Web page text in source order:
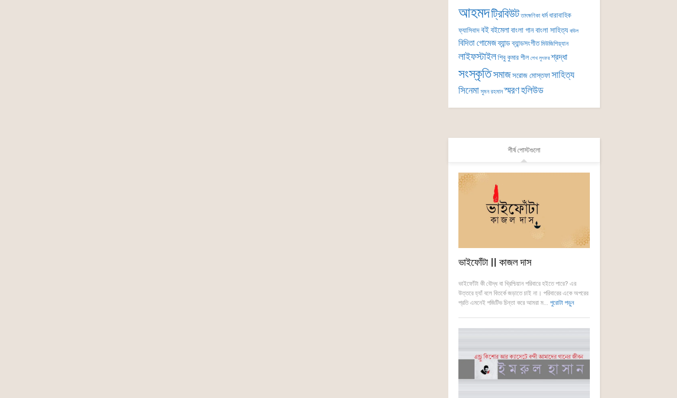
আহমদট্রিবিউট তাৎক্ষণিকা ধর্ম ধারাবাহিক
ফ্যাসিবাদবইবইমেলাবাংলা গানবাংলা সাহিত্য বাউল
বিদিতা গোমেজব্যান্ডব্যান্ডসংগীত মিউজিশিয়্যান
লাইফস্টাইলশিবু কুমার শীল শেখ লুৎফর শ্রদ্ধা
সংস্কৃতিসমাজসরোজ মোস্তফাসাহিত্য
সিনেমা সুমন রহমান স্মরণহলিউড
শীর্ষ পোস্টগুলো
ভাইফোঁটা || কাজল দাস
ভাইফোঁটা কী বৌদ্ধ বা খ্রিশ্চিয়ান পরিবারে হইতে পারে? এর
উত্তরে হ্যাঁ বলে বিতর্কে জড়াতে চাই না। পরিবারের একে অপরের
প্রতি এমনেই পজিটিভ চিন্তা করে আমরা ম... পুরোটা পড়ুন